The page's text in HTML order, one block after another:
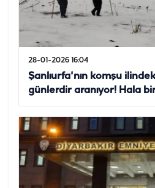
28-01-2026 16:04
Şanlıurfa'nın komşu
günlerdir aranıyor! Hala